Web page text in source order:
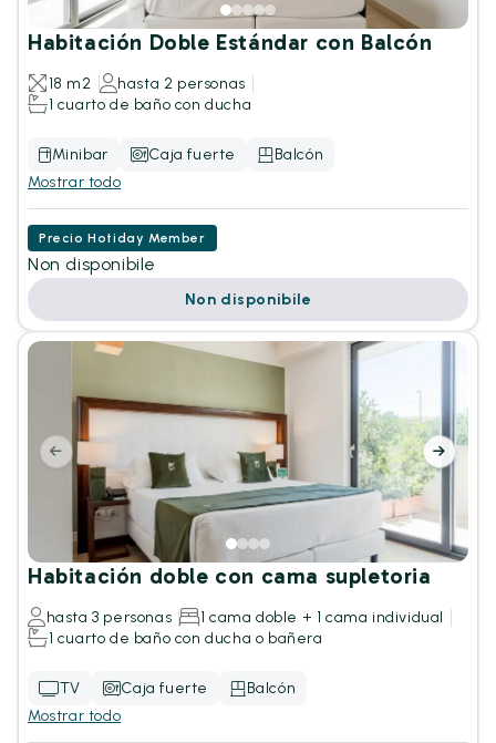
Habitación Doble Estándar con Balcón
18 m2
hasta 2 personas
1 cuarto de baño con ducha
Minibar Caja fuerte
Balcón
Mostrar todo
Precio Hotiday Member
Non disponibile
Non disponibile
Habitación doble con cama supletoria
hasta 3 personas
1 cama doble + 1 cama individual
1 cuarto de baño con ducha o bañera
TV Caja fuerte
Balcón
Mostrar todo